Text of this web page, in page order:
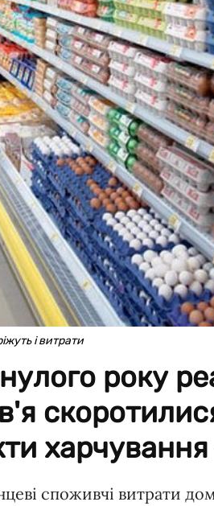
і витрати
року
харчування
споживчі витрати